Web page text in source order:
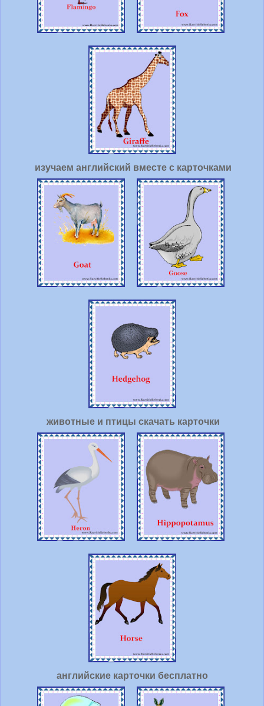
изучаем английский вместе с карточками
животные и птицы скачать карточки
английские карточки бесплатно